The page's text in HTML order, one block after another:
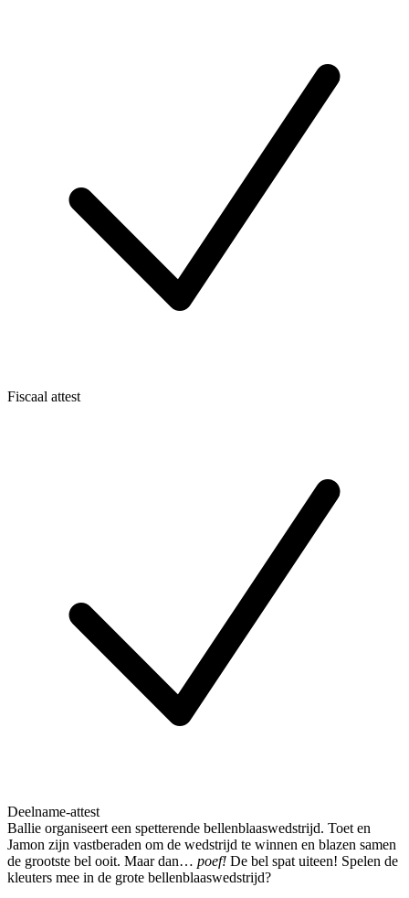
Fiscaal attest
Deelname-attest
Ballie organiseert een spetterende bellenblaaswedstrijd. Toet en
Jamon zijn vastberaden om de wedstrijd te winnen en blazen samen
de grootste bel ooit. Maar dan… poef! De bel spat uiteen! Spelen de
kleuters mee in de grote bellenblaaswedstrijd?